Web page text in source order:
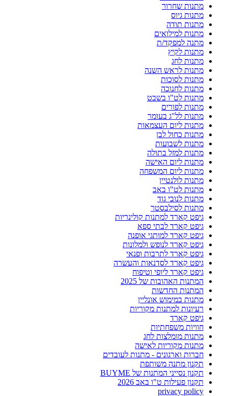
מתנות שחרור
מתנות גיוס
מתנות תודה
מתנות למילואים
מתנה למפקד/ת
מתנות לקיץ
מתנות לחג
מתנות לראש השנה
מתנות לסוכות
מתנות לחנוכה
מתנות לט"ו בשבט
מתנות לפורים
מתנות לל"ג בעומר
מתנות ליום העצמאות
מתנות כחול לבן
מתנות לשבועות
מתנות למזל בתולה
מתנות ליום האישה
מתנות ליום המשפחה
מתנות לולנטיין
מתנות לט"ו באב
מתנות לנובי גוד
מתנות לסילבסטר
גיפט קארד למתנות קולינריות
גיפט קארד לבתי ספא
גיפט קארד למותגי אופנה
גיפט קארד לנופש ולמלונות
גיפט קארד לתרבות ופנאי
גיפט קארד לסדנאות והעשרה
גיפט קארד ליופי וטיפוח
המתנות האהובות של 2025
המתנות החדשות
מתנות במימוש אונליין
רעיונות למתנות מקוריות
גיפט קארד
חוויות משפחתיות
מתנות מומלצות לחג
מתנות מקוריות לאישה
חברות וארגונים - מתנות לעובדים
תקנון מתנה משותפת
תקנון נסייני המתנות של BUYME
תקנון פעילות ט"ו באב 2026
privacy policy